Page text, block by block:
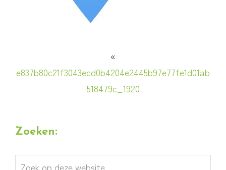
«
e837b80c21f3043ecd0b4204e2445b97e77fe1d01ab
518479c_1920
Zoeken:
Zoek